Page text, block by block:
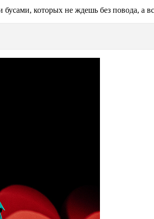
которых не ждешь без повода, а